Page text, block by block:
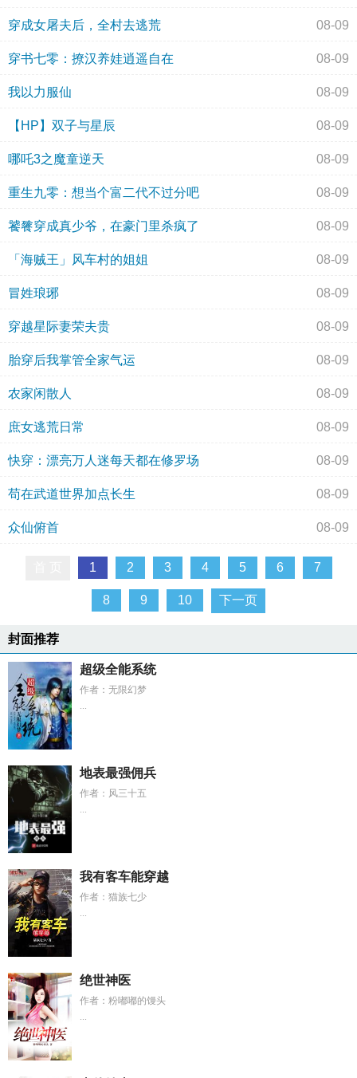
穿成女屠夫后，全村去逃荒 08-09
穿书七零：撩汉养娃逍遥自在 08-09
我以力服仙 08-09
【HP】双子与星辰 08-09
哪吒3之魔童逆天 08-09
重生九零：想当个富二代不过分吧 08-09
饕餮穿成真少爷，在豪门里杀疯了 08-09
「海贼王」风车村的姐姐 08-09
冒姓琅琊 08-09
穿越星际妻荣夫贵 08-09
胎穿后我掌管全家气运 08-09
农家闲散人 08-09
庶女逃荒日常 08-09
快穿：漂亮万人迷每天都在修罗场 08-09
苟在武道世界加点长生 08-09
众仙俯首 08-09
1 2 3 4 5 6 7
8 9 10 下一页
封面推荐
超级全能系统
作者：无限幻梦
...
地表最强佣兵
作者：风三十五
...
我有客车能穿越
作者：猫族七少
...
绝世神医
作者：粉嘟嘟的馒头
...